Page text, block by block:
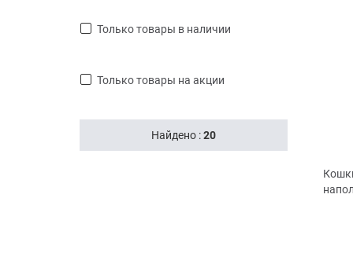
только товары в наличии
только товары на акции
Найдено :20